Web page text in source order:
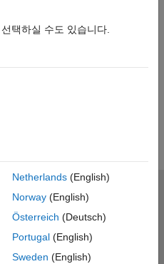
택하실 수도 있습니다.
Netherlands(English)
Norway(English)
Österreich (Deutsch)
Portugal(English)
Sweden (English)
정보 취급방침
불법 복제 방지
Inc.